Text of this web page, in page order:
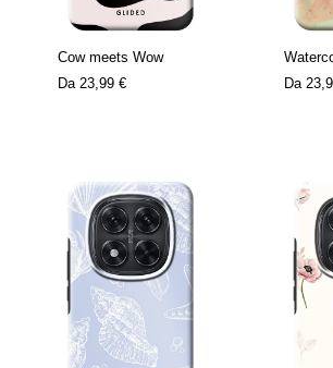
Cow meets Wow
Da 23,99 €
Da